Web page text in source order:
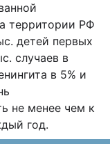
территории РФ
детей первых
случаев в
в 5% и
не менее чем к
год.